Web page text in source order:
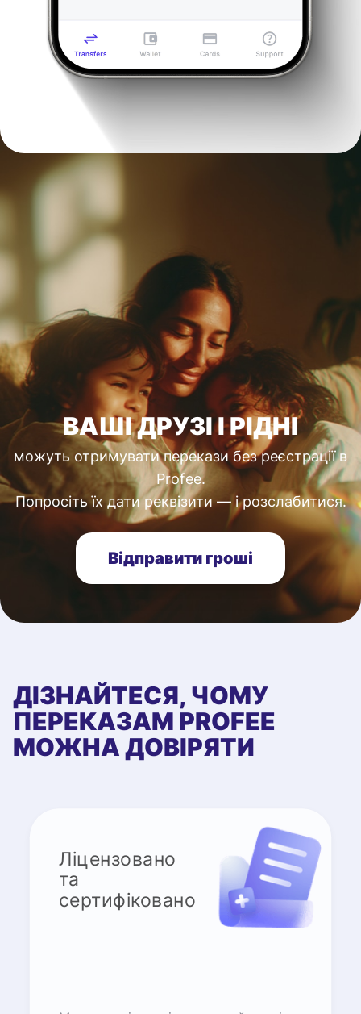
ВАШІ ДРУЗІ І РІДНІ
можуть отримувати перекази без реєстрації в
Profee.
Попросіть їх дати реквізити — і розслабитися.
Відправити гроші
ДІЗНАЙТЕСЯ, ЧОМУ
ПЕРЕКАЗАМ PROFEE
МОЖНА ДОВІРЯТИ
Ліцензовано
та
сертифіковано